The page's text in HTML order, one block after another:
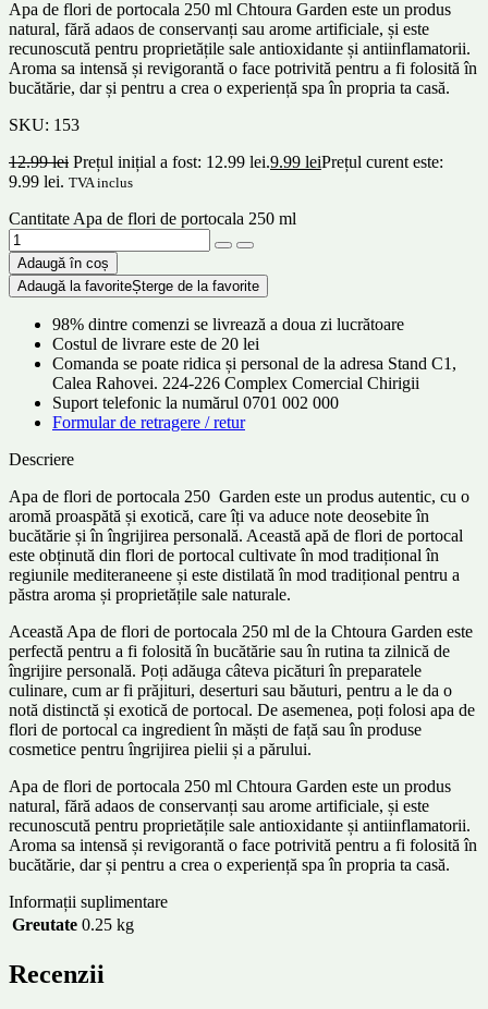
Apa de flori de portocala 250 ml Chtoura Garden este un produs
natural, fără adaos de conservanți sau arome artificiale, și este
recunoscută pentru proprietățile sale antioxidante și antiinflamatorii.
Aroma sa intensă și revigorantă o face potrivită pentru a fi folosită în
bucătărie, dar și pentru a crea o experiență spa în propria ta casă.
SKU: 153
12.99lei Prețul inițial a fost: 12.99 lei.9.99 leiPrețul curent este:
9.99 lei. TVA inclus
Cantitate Apa de flori de portocala 250 ml
Adaugă în coș
Adaugă la favoriteȘterge de la favorite
98% dintre comenzi se livrează a doua zi lucrătoare
Costul de livrare este de 20 lei
Comanda se poate ridica și personal de la adresa Stand C1,
Calea Rahovei. 224-226 Complex Comercial Chirigii
Suport telefonic la numărul 0701 002 000
Formular de retragere / retur
Descriere
Apa de flori de portocala 250 Garden este un produs autentic, cu o
aromă proaspătă și exotică, care îți va aduce note deosebite în
bucătărie și în îngrijirea personală. Această apă de flori de portocal
este obținută din flori de portocal cultivate în mod tradițional în
regiunile mediteraneene și este distilată în mod tradițional pentru a
păstra aroma și proprietățile sale naturale.
Această Apa de flori de portocala 250 ml de la Chtoura Garden este
perfectă pentru a fi folosită în bucătărie sau în rutina ta zilnică de
îngrijire personală. Poți adăuga câteva picături în preparatele
culinare, cum ar fi prăjituri, deserturi sau băuturi, pentru a le da o
notă distinctă și exotică de portocal. De asemenea, poți folosi apa de
flori de portocal ca ingredient în măști de față sau în produse
cosmetice pentru îngrijirea pielii și a părului.
Apa de flori de portocala 250 ml Chtoura Garden este un produs
natural, fără adaos de conservanți sau arome artificiale, și este
recunoscută pentru proprietățile sale antioxidante și antiinflamatorii.
Aroma sa intensă și revigorantă o face potrivită pentru a fi folosită în
bucătărie, dar și pentru a crea o experiență spa în propria ta casă.
Informații suplimentare
Greutate 0.25 kg
Recenzii